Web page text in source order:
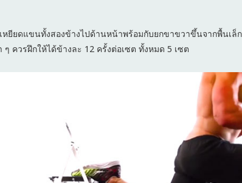
หยียดแขนทั้งสองข้างไปด้านหน้าพร้อมกับยกขาขวาขึ้นจากพื้นเล็
ควรฝึกให้ได้ข้างละ 12 ครั้งต่อเซต ทั้งหมด 5 เซต